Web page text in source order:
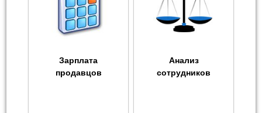
Зарплата
продавцов
Анализ
сотрудников